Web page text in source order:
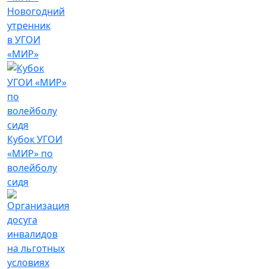
Новогодний
утренник
в УГОИ
«МИР»
Кубок УГОИ
«МИР» по
волейболу
сидя